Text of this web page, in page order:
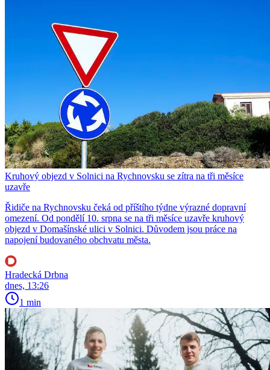
Kruhový objezd v Solnici na Rychnovsku se zítra na tři měsíce
uzavře
Řidiče na Rychnovsku čeká od příštího týdne výrazné dopravní
omezení. Od pondělí 10. srpna se na tři měsíce uzavře kruhový
objezd v Domašínské ulici v Solnici. Důvodem jsou práce na
napojení budovaného obchvatu města.
Hradecká Drbna
dnes, 13:26
1 min